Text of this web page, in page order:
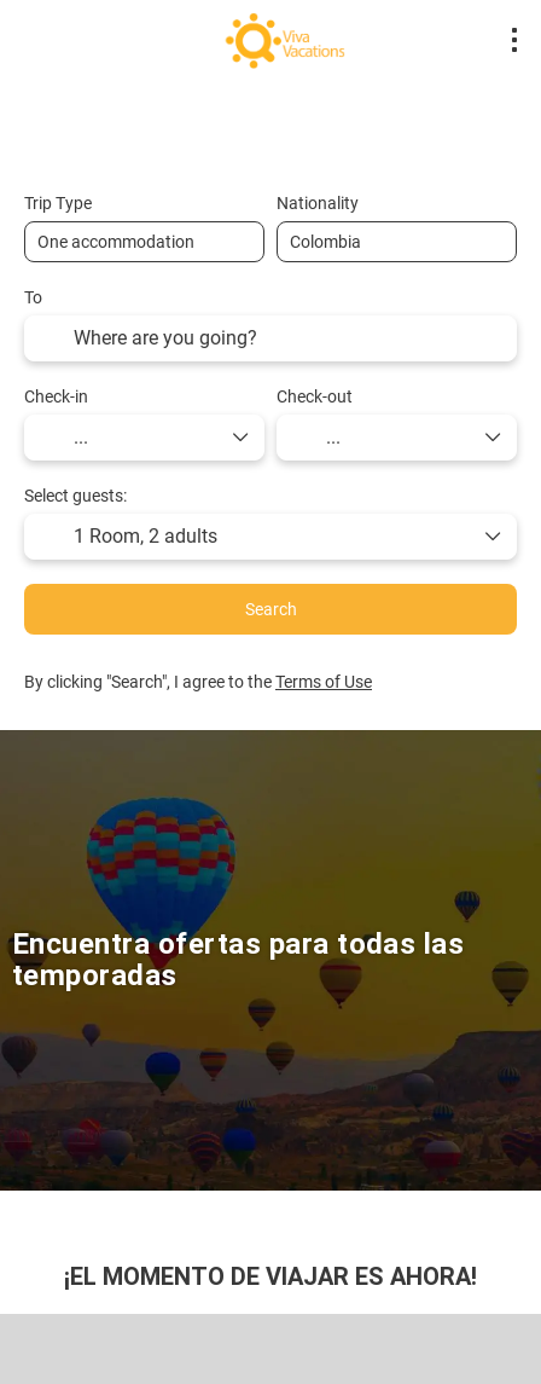
Encuentra ofertas para todas las
temporadas
Trip Type Nationality
To
Check-in Check-out
Select guests:
1 Room, 2 adults
Search
By clicking "Search", I agree to theTerms of Use
¡EL MOMENTO DE VIAJAR ES AHORA!